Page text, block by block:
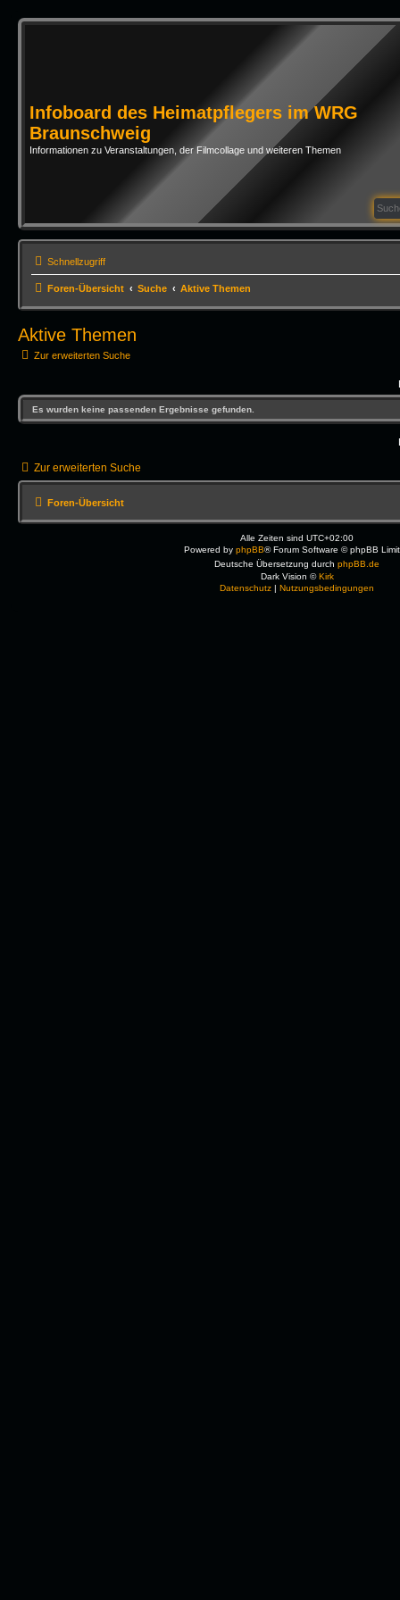
Infoboard des Heimatpflegers im WRG
Braunschweig
Informationen zu Veranstaltungen, der Filmcollage und weiteren Themen
Schnellzugriff
Foren-Übersicht Suche Aktive Themen
Aktive Themen
Zur erweiterten Suche
Es wurden keine passenden Ergebnisse gefunden.
Zur erweiterten Suche
Foren-Übersicht
Alle Zeiten sind UTC+02:00
Powered by phpBB® Forum Software © phpBB
Deutsche Übersetzung durch phpBB.de
Dark Vision ©Kirk
Datenschutz | Nutzungsbedingungen